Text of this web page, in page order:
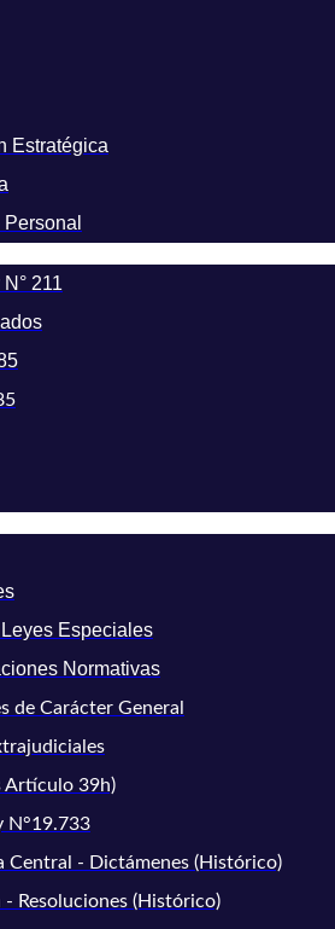
Estratégica
211
Leyes Especiales
Normativas
de Carácter General
Artículo 39h)
N°19.733
Central - Dictámenes (Histórico)
- Resoluciones (Histórico)